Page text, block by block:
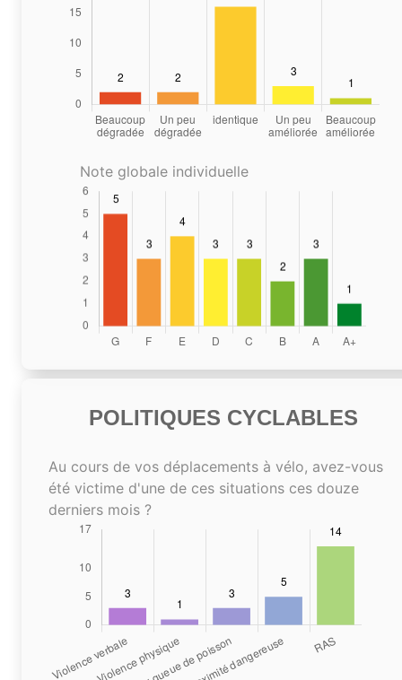
Note globale individuelle
POLITIQUES CYCLABLES
Au cours de vos déplacements à vélo, avez-vous
été victime d'une de ces situations ces douze
derniers mois ?